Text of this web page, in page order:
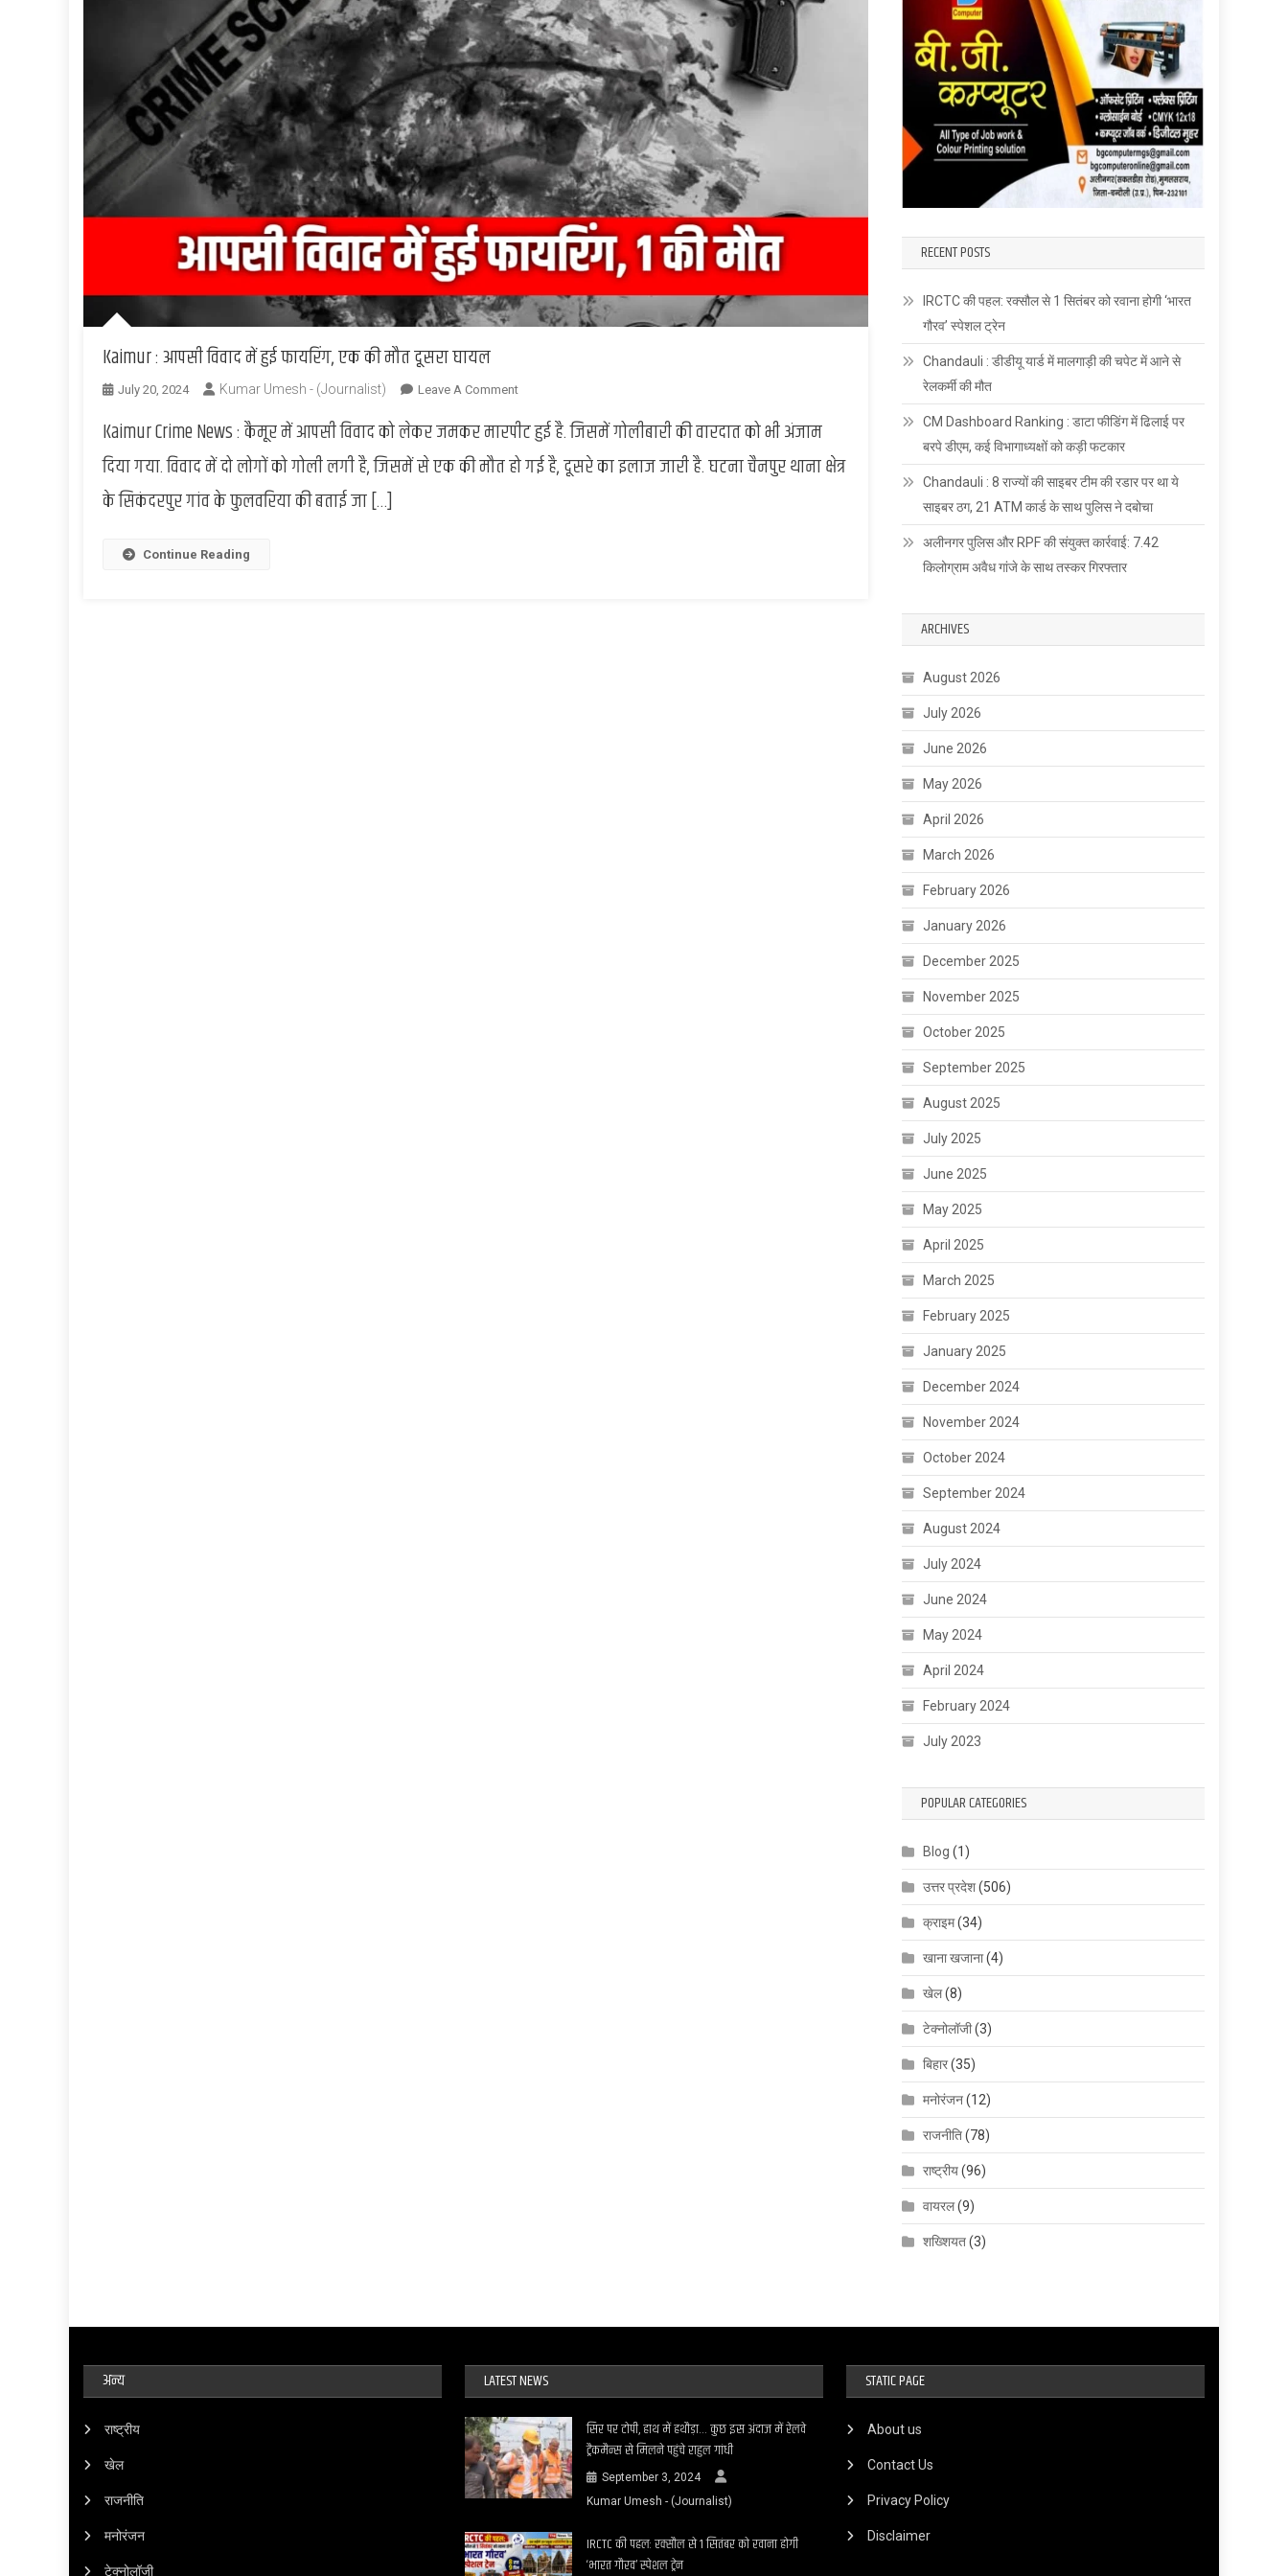
Kaimur : आपसी विवाद में हुई फायरिंग, एक की मौत दूसरा घायल
July 20, 2024 Kumar Umesh - (Journalist) Leave A CommentOn
आपसी
विवाद
Kaimur Crime News : कैमूर में आपसी विवाद को लेकर जमकर मारपीट हुई है. जिसमें गोलीबारी की वारदात को भी अंजाम
दिया गया. विवाद में दो लोगों को गोली लगी है, जिसमें से एक की मौत हो गई है, दूसरे का इलाज जारी है. घटना चैनपुर थाना क्षेत्र
के सिकंदरपुर गांव के फुलवरिया की बताई जा […]
Continue Reading
RECENT POSTS
IRCTC की पहल: रक्सौल से 1 सितंबर को रवाना होगी ‘भारत
गौरव’ स्पेशल ट्रेन
Chandauli : डीडीयू यार्ड में मालगाड़ी की चपेट में आने से
रेलकर्मी की मौत
CM Dashboard Ranking : डाटा फीडिंग में ढिलाई पर
बरपे डीएम, कई विभागाध्यक्षों को कड़ी फटकार
Chandauli : 8 राज्यों की साइबर टीम की रडार पर था ये
साइबर ठग, 21 ATM कार्ड के साथ पुलिस ने दबोचा
अलीनगर पुलिस और RPF की संयुक्त कार्रवाई: 7.42
किलोग्राम अवैध गांजे के साथ तस्कर गिरफ्तार
ARCHIVES
August 2026
July 2026
June 2026
May 2026
April 2026
March 2026
February 2026
January 2026
December 2025
November 2025
October 2025
September 2025
August 2025
July 2025
June 2025
May 2025
April 2025
March 2025
February 2025
January 2025
December 2024
November 2024
October 2024
September 2024
August 2024
July 2024
June 2024
May 2024
April 2024
February 2024
July 2023
POPULAR CATEGORIES
Blog (1)
उत्तर प्रदेश(506)
क्राइम(34)
खाना खजाना(4)
खेल(8)
टेक्नोलॉजी(3)
बिहार(35)
मनोरंजन(12)
राजनीति(78)
राष्ट्रीय(96)
वायरल(9)
शख्शियत(3)
अन्य
राष्ट्रीय
खेल
राजनीति
मनोरंजन
टेक्नोलॉजी
LATEST NEWS
सिर पर टोपी, हाथ में हथौड़ा… कुछ इस अंदाज में रेलवे
ट्रैकमैन्स से मिलने पहुंचे राहुल गांधी
September 3, 2024
Kumar Umesh - (Journalist)
IRCTC की पहल: रक्सौल से 1 सितंबर को रवाना होगी
‘भारत गौरव’ स्पेशल ट्रेन
STATIC PAGE
About us
Contact Us
Privacy Policy
Disclaimer